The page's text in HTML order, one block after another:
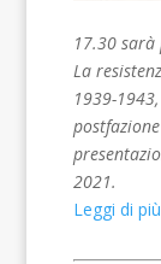
17.30 sarà
La
1939-
2021.
Leggi di